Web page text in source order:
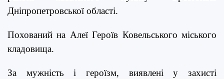
Дніпропетровської області.
Похований на Алеї Героїв Ковельського міського
кладовища.
За мужність і героїзм, виявлені у захисті